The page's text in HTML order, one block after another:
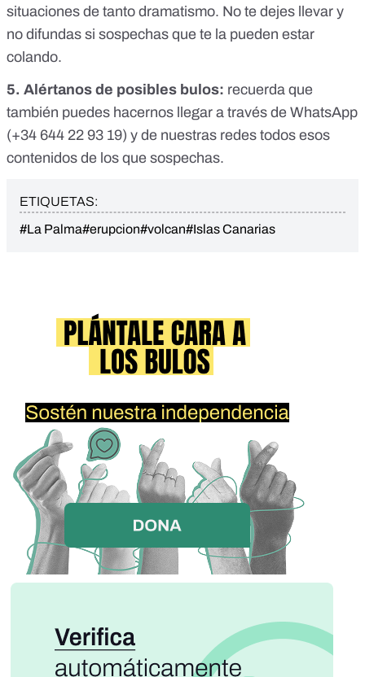
situaciones de tanto dramatismo. No te dejes llevar y
no difundas si sospechas que te la pueden estar
colando.
5. Alértanos de posibles bulos: recuerda que
también puedes hacernos llegar a través de WhatsApp
(+34 644 22 93 19) y de nuestras redes todos esos
contenidos de los que sospechas.
ETIQUETAS:
#La Palma#erupcion#volcan#Islas Canarias